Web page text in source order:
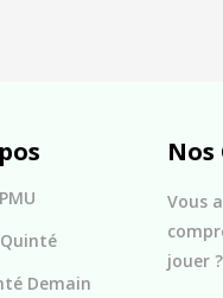
Demain
Nos
Vous
jouer ?